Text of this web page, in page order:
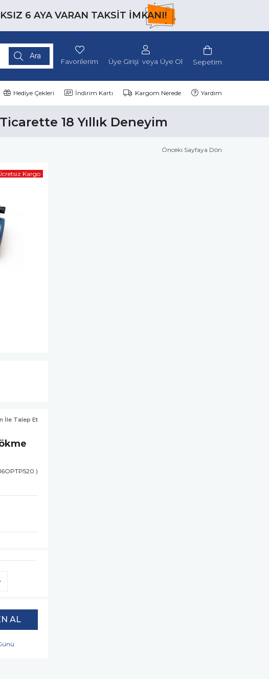
6 AYA VARAN TAKSİT İMKANI!
Sepetim
Üye Girişi Üye Ol
Favorilerim
Hediye Çekleri İndirim Kartı Kargom Nerede Yardım
18 Yıllık Deneyim
Önceki Sayfaya Dön
Kargo
İle Talep Et